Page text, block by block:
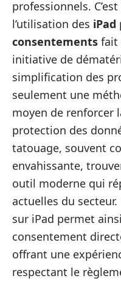
professionnels.
l’utilisation des iPad
consentements fait
initiative de
simplification des
seulement une
moyen de renforcer
protection des
tatouage, souvent
envahissante,
outil moderne qui
actuelles du
sur iPad permet
consentement
offrant une
respectant le